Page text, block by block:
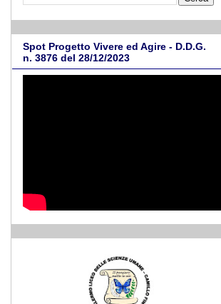
Spot Progetto Vivere ed Agire - D.D.G.
n. 3876 del 28/12/2023